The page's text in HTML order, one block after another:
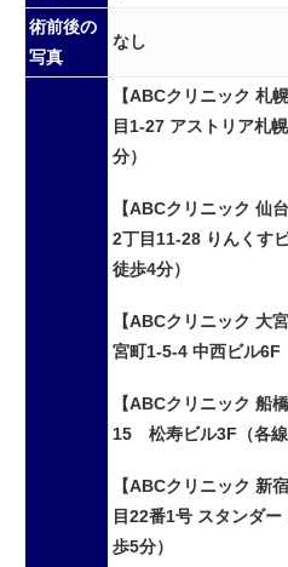
術前後の
写真
なし
【ABCクリニック 札
目1-27 アストリア札
分）
【ABCクリニック 仙
2丁目11-28 りんくす
徒歩4分）
【ABCクリニック 大
宮町1-5-4 中西ビル6F
【ABCクリニック 船
15 松寿ビル3F（各
【ABCクリニック 新
目22番1号 スタンダ
歩5分）